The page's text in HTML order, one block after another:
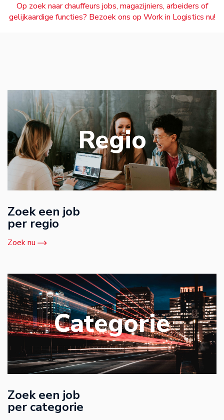
Op zoek naar chauffeurs jobs, magazijniers, arbeiders of
gelijkaardige functies? Bezoek ons op Work in Logistics nu!
Regio
Zoek een job
per regio
Zoek nu
Categorie
Zoek een job
per categorie